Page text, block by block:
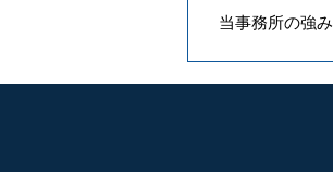
当事務所の強み